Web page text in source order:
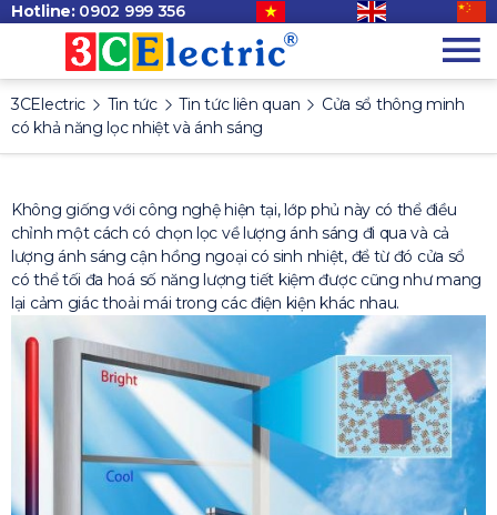
Hotline: 0902 999 356
3CElectric Tin tức Tin tức liên quan
Cửa sổ thông minh
có khả năng lọc nhiệt và ánh sáng
Không giống với công nghệ hiện tại, lớp phủ này có thể điều
chỉnh một cách có chọn lọc về lượng ánh sáng đi qua và cả
lượng ánh sáng cận hồng ngoại có sinh nhiệt, để từ đó cửa sổ
có thể tối đa hoá số năng lượng tiết kiệm được cũng như mang
lại cảm giác thoải mái trong các điện kiện khác nhau.